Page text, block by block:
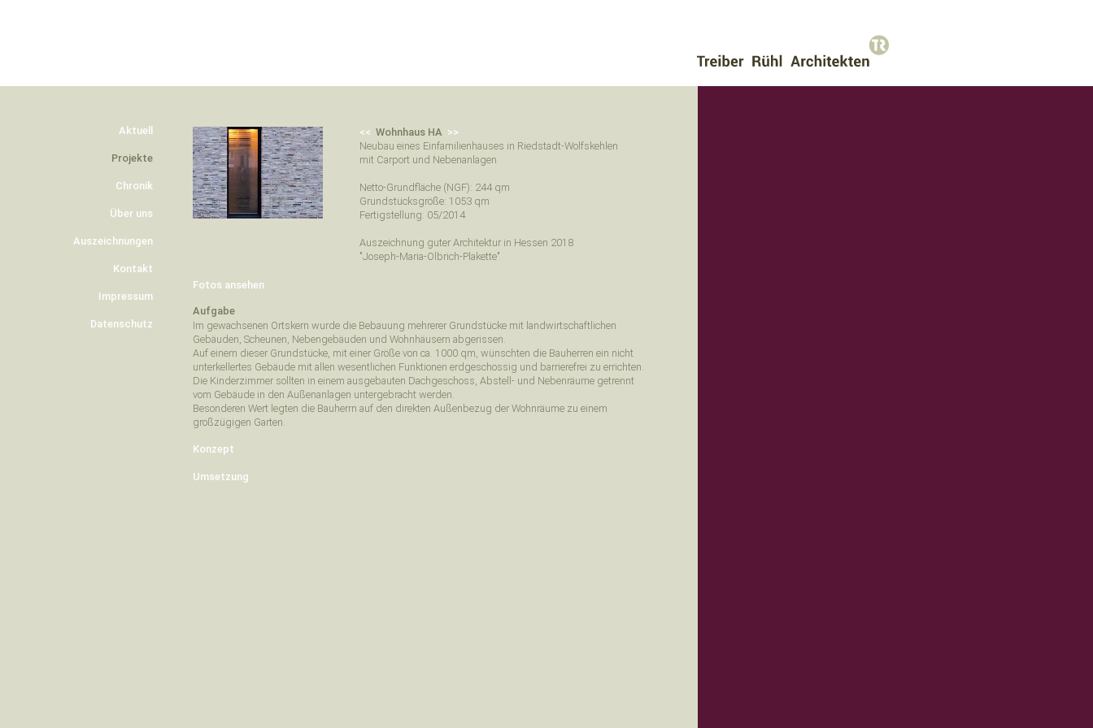
Aktuell
Projekte
Chronik
Über uns
Auszeichnungen
Kontakt
Impressum
Datenschutz
<< Wohnhaus HA >>
Neubau eines Einfamilienhauses in Riedstadt-Wolfskehlen
mit Carport und Nebenanlagen
Netto-Grundfläche (NGF): 244 qm
Grundstücksgröße: 1053 qm
Fertigstellung: 05/2014
Auszeichnung guter Architektur in Hessen 2018
"Joseph-Maria-Olbrich-Plakette"
Fotos ansehen
Aufgabe
Im gewachsenen Ortskern wurde die Bebauung mehrerer Grundstücke mit landwirtschaftlichen
Gebäuden, Scheunen, Nebengebäuden und Wohnhäusern abgerissen.
Auf einem dieser Grundstücke, mit einer Größe von ca. 1000 qm, wünschten die Bauherren ein nicht
unterkellertes Gebäude mit allen wesentlichen Funktionen erdgeschossig und barrierefrei zu errichten.
Die Kinderzimmer sollten in einem ausgebauten Dachgeschoss, Abstell- und Nebenräume getrennt
vom Gebäude in den Außenanlagen untergebracht werden.
Besonderen Wert legten die Bauherrn auf den direkten Außenbezug der Wohnräume zu einem
großzügigen Garten.
Konzept
Umsetzung